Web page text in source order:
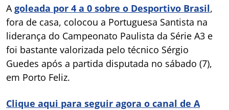
Agoleada por 4 a 0 sobre o Desportivo Brasil,
fora de casa, colocou a Portuguesa Santista na
liderança do Campeonato Paulista da Série A3 e
foi bastante valorizada pelo técnico Sérgio
Guedes após a partida disputada no sábado (7),
em Porto Feliz.
Clique aqui para seguir agora o canal de A